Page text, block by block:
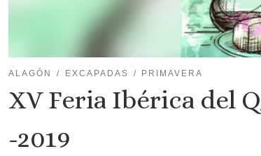
ALAGÓN EXCAPADAS PRIMAVERA
XV Feria Ibérica del
-2019